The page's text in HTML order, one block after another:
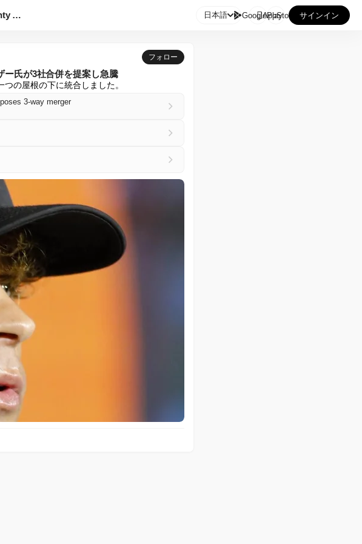
ジャック・マラーズ氏のTwenty One Capital、... 日本語 GooglePlay
AppStore サインイン
フォロー
氏が3社合併を提案し急騰
の屋根の下に統合しました。
3-way merger